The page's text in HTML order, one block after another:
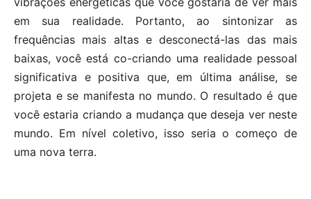
em sua realidade. Portanto, ao sintonizar as
frequências mais altas e desconectá-las das mais
baixas, você está co-criando uma realidade pessoal
significativa e positiva que, em última análise, se
projeta e se manifesta no mundo. O resultado é que
você estaria criando a mudança que deseja ver neste
mundo. Em nível coletivo, isso seria o começo de
uma nova terra.